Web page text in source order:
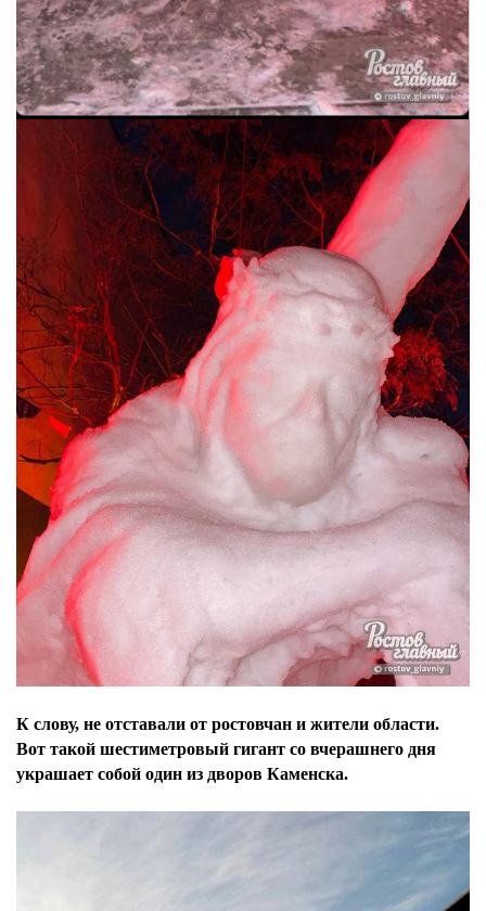
К слову, не отставали от ростовчан и жители области.
Вот такой шестиметровый гигант со вчерашнего дня
украшает собой один из дворов Каменска.